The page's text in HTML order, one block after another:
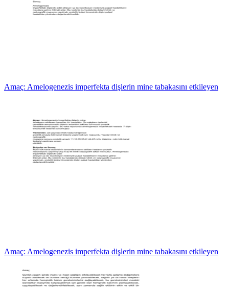
Amaç: Amelogenezis imperfekta dişlerin mine tabakasını etkileyen
Amaç: Amelogenezis imperfekta dişlerin mine tabakasını etkileyen